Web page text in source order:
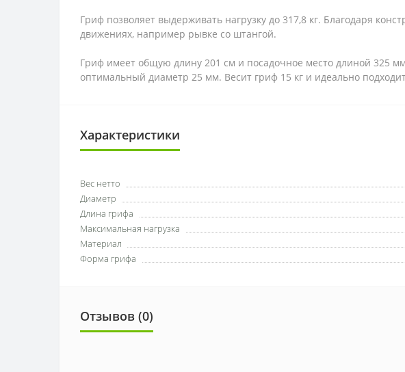
Гриф позволяет выдерживать нагрузку до 317,8 кг. Благодаря
движениях, например рывке со штангой.
Гриф имеет общую длину 201 см и посадочное место длиной 325
оптимальный диаметр 25 мм. Весит гриф 15 кг и идеально
Характеристики
Вес нетто
Диаметр
Длина грифа
Максимальная нагрузка
Материал
Форма грифа
Отзывов (0)